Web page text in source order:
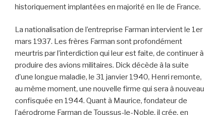
historiquement implantées en majorité en Ile de France.
La nationalisation de l’entreprise Farman intervient le 1er
mars 1937. Les frères Farman sont profondément
meurtris par l’interdiction qui leur est faite, de continuer à
produire des avions militaires. Dick décède à la suite
d’une longue maladie, le 31 janvier 1940, Henri remonte,
au même moment, une nouvelle firme qui sera à nouveau
confisquée en 1944. Quant à Maurice, fondateur de
l’aérodrome Farman de Toussus-le-Noble, il crée, en